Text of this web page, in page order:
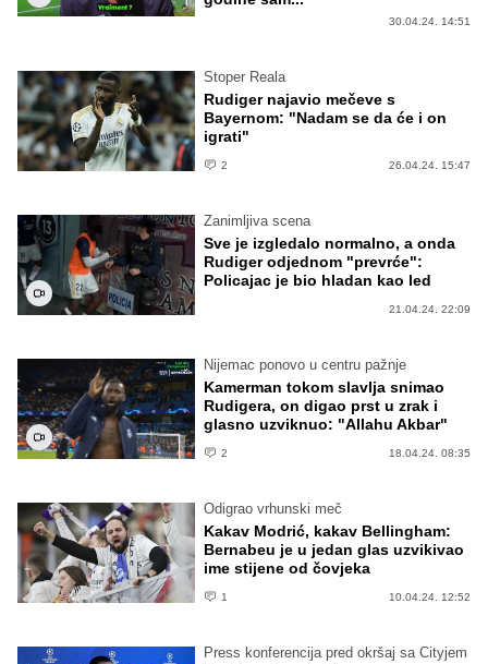
30.04.24. 14:51
Stoper Reala
Rudiger najavio mečeve s
Bayernom: "Nadam se da će i on
igrati"
2 26.04.24. 15:47
Zanimljiva scena
Sve je izgledalo normalno, a onda
Rudiger odjednom "prevrće":
Policajac je bio hladan kao led
21.04.24. 22:09
Nijemac ponovo u centru pažnje
Kamerman tokom slavlja snimao
Rudigera, on digao prst u zrak i
glasno uzviknuo: "Allahu Akbar"
2 18.04.24. 08:35
Odigrao vrhunski meč
Kakav Modrić, kakav Bellingham:
Bernabeu je u jedan glas uzvikivao
ime stijene od čovjeka
1 10.04.24. 12:52
Press konferencija pred okršaj sa Cityjem